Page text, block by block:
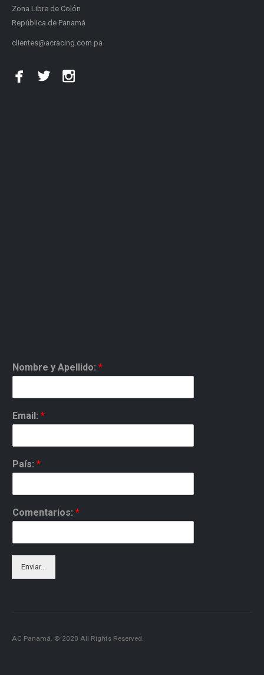
Zona Libre de Colón
República de Panamá
clientes@acracing.com.pa
Nombre y Apellido: *
Email: *
País: *
Comentarios: *
Enviar...
AC Panamá. © 2020 All Rights Reserved.